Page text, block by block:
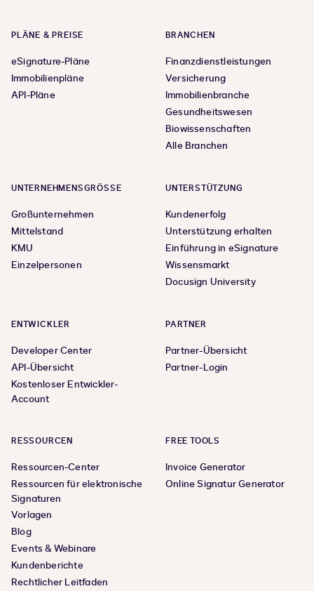
PLÄNE & PREISE
eSignature-Pläne
Immobilienpläne
API-Pläne
BRANCHEN
Finanzdienstleistungen
Versicherung
Immobilienbranche
Gesundheitswesen
Biowissenschaften
Alle Branchen
UNTERNEHMENSGRÖSSE
Großunternehmen
Mittelstand
KMU
Einzelpersonen
UNTERSTÜTZUNG
Kundenerfolg
Unterstützung erhalten
Einführung in eSignature
Wissensmarkt
Docusign University
ENTWICKLER
Developer Center
API-Übersicht
Kostenloser Entwickler-
Account
PARTNER
Partner-Übersicht
Partner-Login
RESSOURCEN
Ressourcen-Center
Ressourcen für elektronische
Signaturen
Vorlagen
Blog
Events & Webinare
Kundenberichte
Rechtlicher Leitfaden
FREE TOOLS
Invoice Generator
Online Signatur Generator